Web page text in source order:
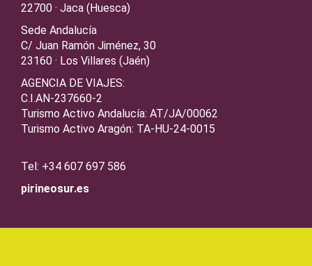
22700 · Jaca (Huesca)
Sede Andalucía
C/ Juan Ramón Jiménez, 30
23160 · Los Villares (Jaén)
AGENCIA DE VIAJES:
C.I.AN-237660-2
Turismo Activo Andalucía: AT/JA/00062
Turismo Activo Aragón: TA-HU-24-0015
Tel: +34 607 697 586
pirineosur.es